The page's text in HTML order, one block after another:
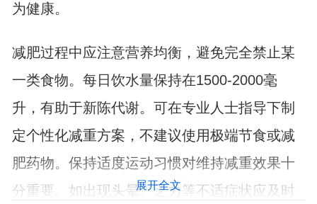
为健康。
减肥过程中应注意营养均衡，避免完全禁止某
一类食物。每日饮水量保持在1500-2000毫
升，有助于新陈代谢。可在专业人士指导下制
定个性化减重方案，不建议使用极端节食或减
肥药物。保持适度运动习惯对维持减重效果十
分重要。如出现头晕、乏力等不适症状应及时
展开全文